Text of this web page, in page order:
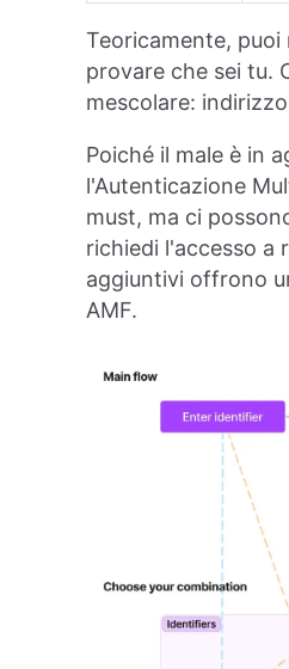
Teoricamente,
provare che sei tu.
mescolare:
Poiché il male è in
l'Autenticazione
must, ma ci
richiedi l'accesso a
aggiuntivi offrono
AMF.